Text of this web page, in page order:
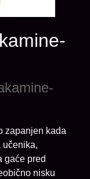
zapanjen kada
učenika,
gaće pred
nisku